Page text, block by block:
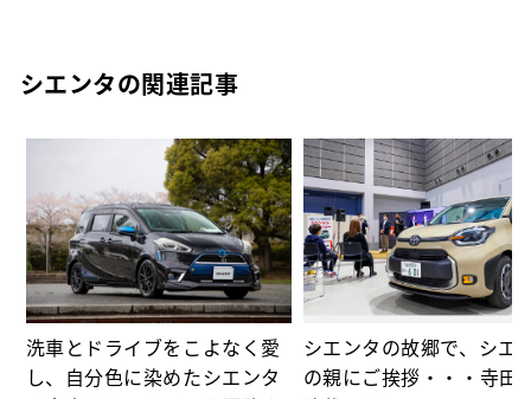
シエンタの関連記事
洗車とドライブをこよなく愛
し、自分色に染めたシエンタ
シエンタの故郷で、シエ
の親にご挨拶・・・寺田